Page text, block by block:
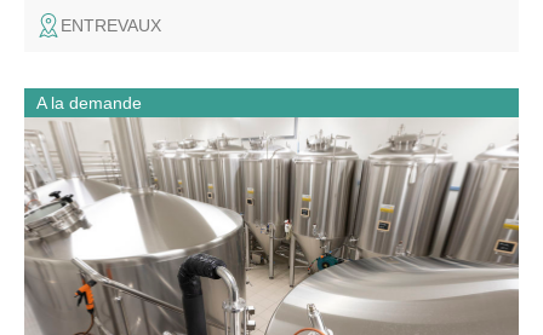
ENTREVAUX
La Brasserie Cordœil élabore, depuis 2006, des bières
naturelles biologiques. Elle propose la visite de son atelier
de production des bières biologiques suivie d'une
dégustation de bières et sodas.
A la demande